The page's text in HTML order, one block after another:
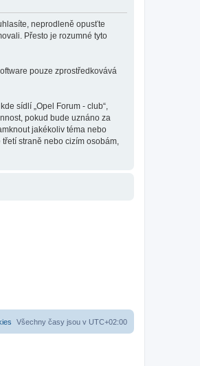
neprodleně opusťte
Přesto je rozumné tyto
pouze zprostředkovává
sídlí „Opel Forum - club“,
pokud bude uznáno za
jakékoliv téma nebo
straně nebo cizím osobám,
Všechny časy jsou v UTC+02:00